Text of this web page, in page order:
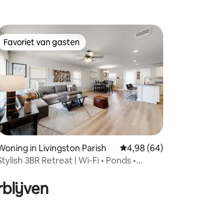
van 4,97 op 5, 39 recensies
Favoriet van gasten
Favoriet van gasten
in Livingston Parish Gemiddelde
4,98 (64)
3BR Retreat | Wi-Fi • Ponds •